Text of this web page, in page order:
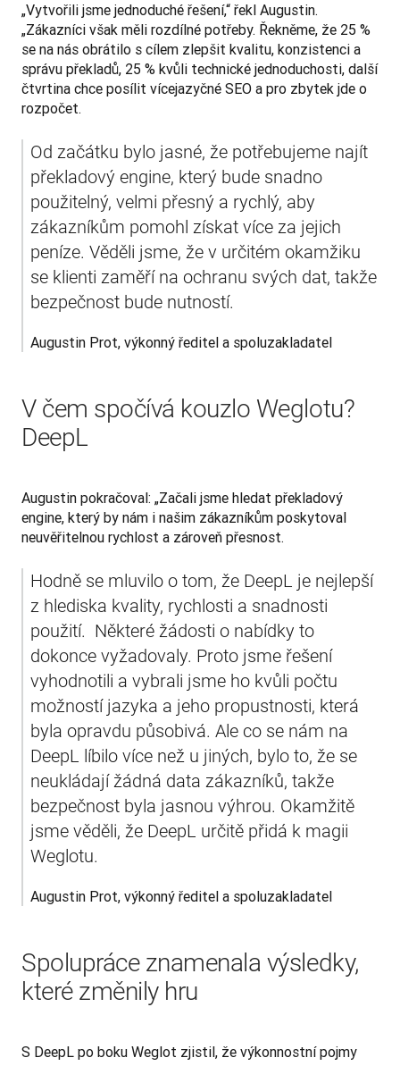
„Vytvořili jsme jednoduché řešení,“ řekl Augustin.
„Zákazníci však měli rozdílné potřeby. Řekněme, že 25 %
se na nás obrátilo s cílem zlepšit kvalitu, konzistenci a
správu překladů, 25 % kvůli technické jednoduchosti, další
čtvrtina chce posílit vícejazyčné SEO a pro zbytek jde o
rozpočet.
Od začátku bylo jasné, že potřebujeme najít
překladový engine, který bude snadno
použitelný, velmi přesný a rychlý, aby
zákazníkům pomohl získat více za jejich
peníze. Věděli jsme, že v určitém okamžiku
se klienti zaměří na ochranu svých dat, takže
bezpečnost bude nutností.
Augustin Prot, výkonný ředitel a spoluzakladatel
V čem spočívá kouzlo Weglotu?
DeepL
Augustin pokračoval: „Začali jsme hledat překladový
engine, který by nám i našim zákazníkům poskytoval
neuvěřitelnou rychlost a zároveň přesnost.
Hodně se mluvilo o tom, že DeepL je nejlepší
z hlediska kvality, rychlosti a snadnosti
použití.  Některé žádosti o nabídky to
dokonce vyžadovaly. Proto jsme řešení
vyhodnotili a vybrali jsme ho kvůli počtu
možností jazyka a jeho propustnosti, která
byla opravdu působivá. Ale co se nám na
DeepL líbilo více než u jiných, bylo to, že se
neukládají žádná data zákazníků, takže
bezpečnost byla jasnou výhrou. Okamžitě
jsme věděli, že DeepL určitě přidá k magii
Weglotu.
Augustin Prot, výkonný ředitel a spoluzakladatel
Spolupráce znamenala výsledky,
které změnily hru
S DeepL po boku Weglot zjistil, že výkonnostní pojmy